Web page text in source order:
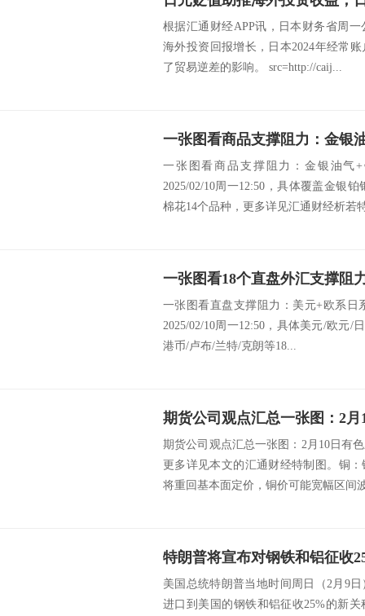
根据汇通财经APP讯，日本财务省周
海外投资回报增长，日本2024年经常
了贸易逆差的影响。 src=http://caij...
一张图看商品支撑阻力：金银油气
2025/02/10周一12:50，具体覆盖金银
棉花14个品种，更多详见汇通财经析若
一张图看直盘支撑阻力：美元+欧系日
2025/02/10周一12:50，具体美元/欧元/
港币/卢布/兰特/克朗等18...
期货公司观点汇总一张图：2月10日有
更多详见本文的汇通财经特制图。铜
将重回基本面定价，铜价可能宽幅区间
特朗普将宣布对钢铁和铝征收
美国总统特朗普当地时间周日（2月9
进口到美国的钢铁和铝征收25%的新